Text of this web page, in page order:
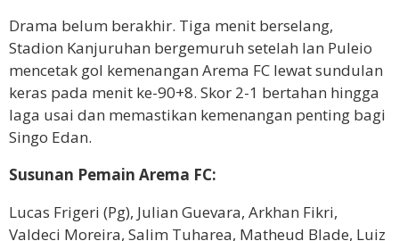
Drama belum berakhir. Tiga menit berselang,
Stadion Kanjuruhan bergemuruh setelah Ian Puleio
mencetak gol kemenangan Arema FC lewat sundulan
keras pada menit ke-90+8. Skor 2-1 bertahan hingga
laga usai dan memastikan kemenangan penting bagi
Singo Edan.
Susunan Pemain Arema FC:
Lucas Frigeri (Pg), Julian Guevara, Arkhan Fikri,
Valdeci Moreira, Salim Tuharea, Matheud Blade, Luiz